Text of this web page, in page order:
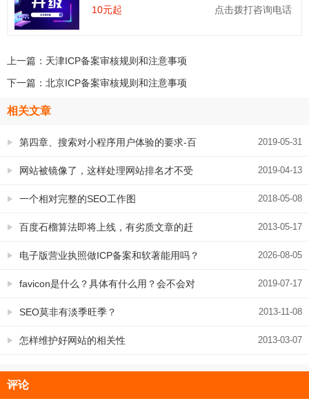
10元起 点击拨打咨询电话
上一篇： 天津ICP备案审核规则和注意事项
下一篇： 北京ICP备案审核规则和注意事项
相关文章
2019-05-31
第四章、搜索对小程序用户体验的要求-百
度智能小程序SEO指南 2019-04-13
网站被镜像了，这样处理网站排名才不受
影响 2018-05-08
一个相对完整的SEO工作图
2013-05-17
百度石榴算法即将上线，有劣质文章的赶
紧处理了 2026-08-05
电子版营业执照做ICP备案和软著能用吗？
已经证实可以 2019-07-17
favicon是什么？具体有什么用？会不会对
SEO有影响 2013-11-08
SEO莫非有淡季旺季？
2013-03-07
怎样维护好网站的相关性
评论